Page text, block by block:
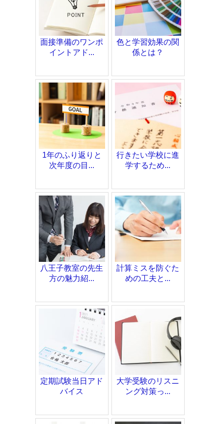
面接準備のワンポ
イントアド...
色と学習効果の関
係とは？
1年のふり返りと
次年度の目...
行きたい学校に進
学するため...
八王子教室の先生
方の魅力紹...
計算ミスを防ぐた
めの工夫と...
定期試験当日アド
バイス
大学受験のリスニ
ング対策っ...